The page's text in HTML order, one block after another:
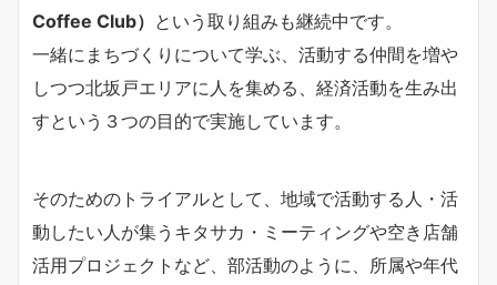
Coffee Club） という取り組みも継続中です。
一緒にまちづくりについて学ぶ、活動する仲間を増や
しつつ北坂戸エリアに人を集める、経済活動を生み出
すという３つの目的で実施しています。
そのためのトライアルとして、地域で活動する人・活
動したい人が集うキタサカ・ミーティングや空き店舗
活用プロジェクトなど、部活動のように、所属や年代